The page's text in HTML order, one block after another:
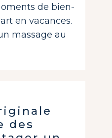
de bien-
en vacances.
massage au
des